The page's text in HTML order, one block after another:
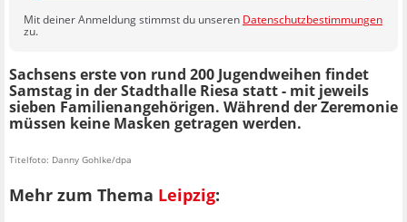
Mit deiner Anmeldung stimmst du unseren Datenschutzbestimmungen
zu.
Sachsens erste von rund 200 Jugendweihen findet
Samstag in der Stadthalle Riesa statt - mit jeweils
sieben Familienangehörigen. Während der Zeremonie
müssen keine Masken getragen werden.
Titelfoto: Danny Gohlke/dpa
Mehr zum Thema Leipzig: